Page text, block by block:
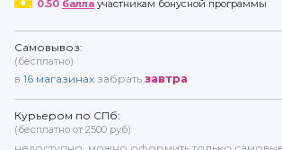
0.50 баллаучастникам бонусной программы
Самовывоз:
(бесплатно)
в 16 магазинах забрать завтра
Курьером по СПб:
(бесплатно от 2500 руб)